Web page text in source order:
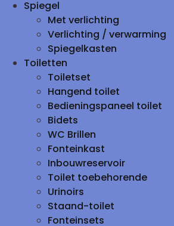
Spiegel
Met verlichting
Verlichting / verwarming
Spiegelkasten
Toiletten
Toiletset
Hangend toilet
Bedieningspaneel toilet
Bidets
WC Brillen
Fonteinkast
Inbouwreservoir
Toilet toebehorende
Urinoirs
Staand-toilet
Fonteinsets